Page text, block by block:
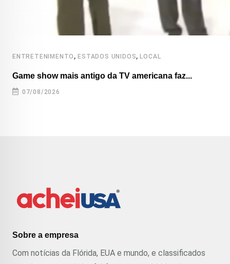
ENTRETENIMENTO ,ESTADOS UNIDOS,LOCAL
Game show mais antigo da TV americana faz...
07/08/2026
Sobre a empresa
Com notícias da Flórida, EUA e mundo, e classificados